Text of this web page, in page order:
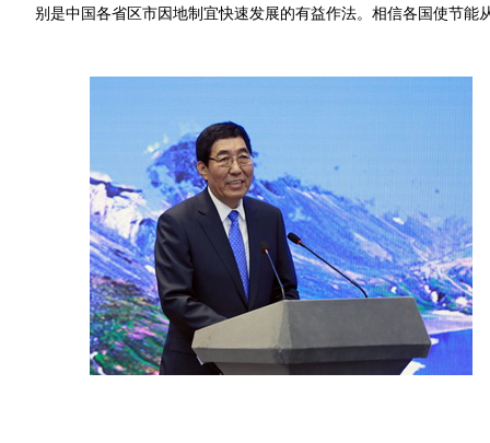
别是中国各省区市因地制宜快速发展的有益作法。相信各国使节能